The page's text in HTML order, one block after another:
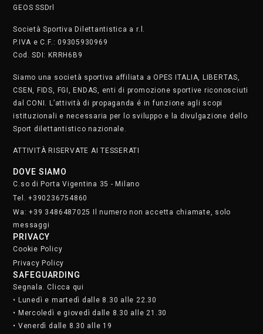
GEOS SSDrl
Società Sportiva Dilettantistica a r.l.
P.IVA e C.F.: 09305930969
Cod. SDI: KRRH6B9
Siamo una società sportiva affiliata a OPES ITALIA, LIBERTAS,
CSEN, FIDS, FGI, ENDAS, enti di promozione sportive riconosciuti
dal CONI. L’attività di propaganda é in funzione agli scopi
istituzionali e necessaria per lo sviluppo e la divulgazione dello
Sport dilettantistico nazionale.
ATTIVITÀ RISERVATE AI TESSERATI
DOVE SIAMO
C.so di Porta Vigentina 35 - Milano
Tel. +390236754860
Wa: +39 3486487025 Il numero non accetta chiamate, solo
messaggi
PRIVACY
Cookie Policy
Privacy Policy
SAFEGUARDING
Segnala. Clicca qui
• Lunedì e martedì dalle 8.30 alle 22.30
• Mercoledì e giovedì dalle 8.30 alle 21.30
• Venerdì dalle 8.30 alle 19